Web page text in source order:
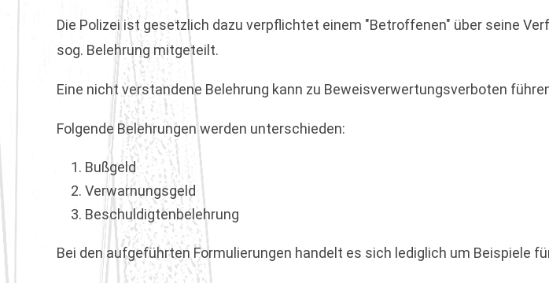
Die Polizei ist gesetzlich dazu verpflichtet einem "Betroffenen" über seine
sog. Belehrung mitgeteilt.
Eine nicht verstandene Belehrung kann zu Beweisverwertungsverboten
Folgende Belehrungen werden unterschieden:
Bußgeld
Verwarnungsgeld
Beschuldigtenbelehrung
Bei den aufgeführten Formulierungen handelt es sich lediglich um Beispiele